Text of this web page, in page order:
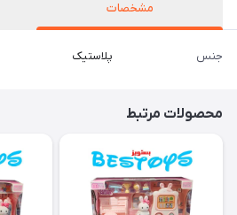
مشخصات
جنس پلاستیک
محصولات مرتبط